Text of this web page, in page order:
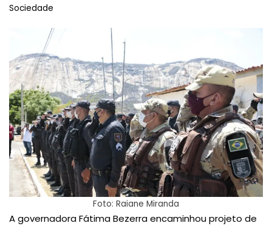
Sociedade
Foto: Raiane Miranda
A governadora Fátima Bezerra encaminhou projeto de